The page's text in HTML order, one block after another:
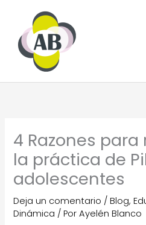
contenido
4 Razones
la práctica de
adolescentes
Deja un comentario /Blog,
Dinámica / PorAyelén Blanco